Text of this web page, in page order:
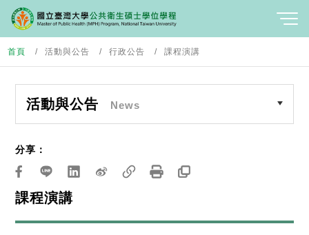
首頁 活動與公告 行政公告 課程演講
活動與公告 News
課程演講
分享：